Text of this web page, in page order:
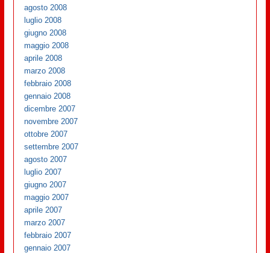
agosto 2008
luglio 2008
giugno 2008
maggio 2008
aprile 2008
marzo 2008
febbraio 2008
gennaio 2008
dicembre 2007
novembre 2007
ottobre 2007
settembre 2007
agosto 2007
luglio 2007
giugno 2007
maggio 2007
aprile 2007
marzo 2007
febbraio 2007
gennaio 2007